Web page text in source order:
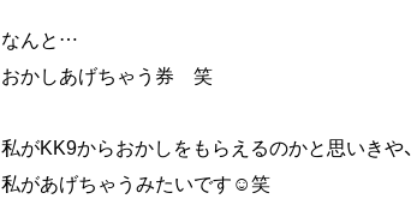
なんと…
おかしあげちゃう券 笑
私がKK9からおかしをもらえるのかと思いきや、
私があげちゃうみたいです☺笑